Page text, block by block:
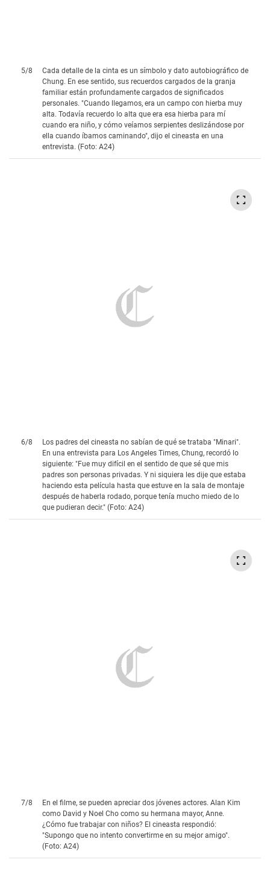
5/8
Cada detalle de la cinta es un símbolo y dato autobiográfico de
Chung. En ese sentido, sus recuerdos cargados de la granja
familiar están profundamente cargados de significados
personales. "Cuando llegamos, era un campo con hierba muy
alta. Todavía recuerdo lo alta que era esa hierba para mí
cuando era niño, y cómo veíamos serpientes deslizándose por
ella cuando íbamos caminando", dijo el cineasta en una
entrevista. (Foto: A24)
6/8
Los padres del cineasta no sabían de qué se trataba "Minari".
En una entrevista para Los Angeles Times, Chung, recordó lo
siguiente: "Fue muy difícil en el sentido de que sé que mis
padres son personas privadas. Y ni siquiera les dije que estaba
haciendo esta película hasta que estuve en la sala de montaje
después de haberla rodado, porque tenía mucho miedo de lo
que pudieran decir." (Foto: A24)
7/8
En el filme, se pueden apreciar dos jóvenes actores. Alan Kim
como David y Noel Cho como su hermana mayor, Anne.
¿Cómo fue trabajar con niños? El cineasta respondió:
"Supongo que no intento convertirme en su mejor amigo".
(Foto: A24)